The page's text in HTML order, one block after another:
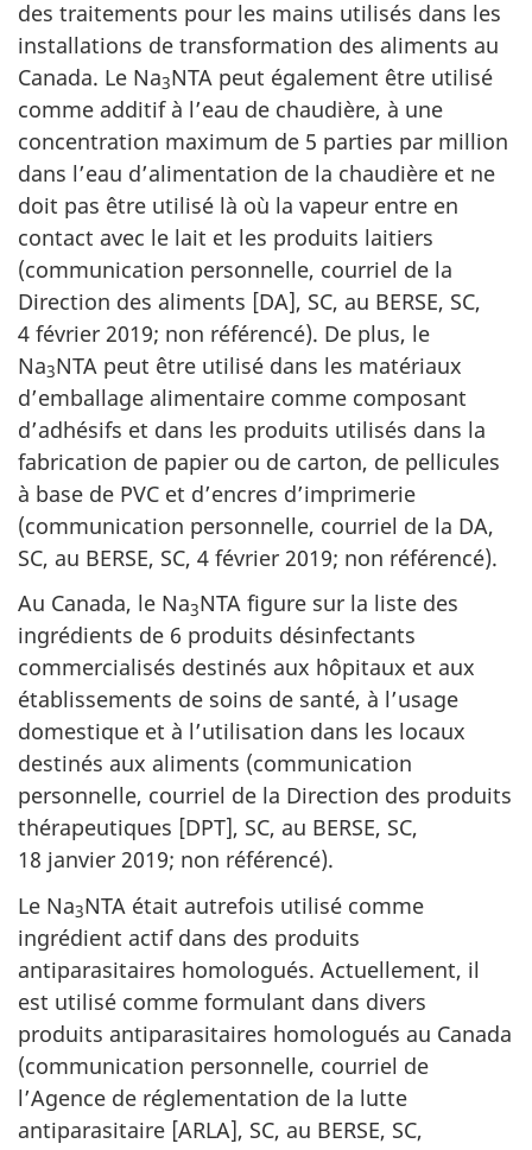
des traitements pour les mains utilisés dans les
installations de transformation des aliments au
Canada. Le Na3NTA peut également être utilisé
comme additif à l’eau de chaudière, à une
concentration maximum de 5 parties par million
dans l’eau d’alimentation de la chaudière et ne
doit pas être utilisé là où la vapeur entre en
contact avec le lait et les produits laitiers
(communication personnelle, courriel de la
Direction des aliments [DA], SC, au BERSE, SC,
4 février 2019; non référencé). De plus, le
Na3NTA peut être utilisé dans les matériaux
d’emballage alimentaire comme composant
d’adhésifs et dans les produits utilisés dans la
fabrication de papier ou de carton, de pellicules
à base de PVC et d’encres d’imprimerie
(communication personnelle, courriel de la DA,
SC, au BERSE, SC, 4 février 2019; non référencé).
Au Canada, le Na3NTA figure sur la liste des
ingrédients de 6 produits désinfectants
commercialisés destinés aux hôpitaux et aux
établissements de soins de santé, à l’usage
domestique et à l’utilisation dans les locaux
destinés aux aliments (communication
personnelle, courriel de la Direction des produits
thérapeutiques [DPT], SC, au BERSE, SC,
18 janvier 2019; non référencé).
Le Na3NTA était autrefois utilisé comme
ingrédient actif dans des produits
antiparasitaires homologués. Actuellement, il
est utilisé comme formulant dans divers
produits antiparasitaires homologués au Canada
(communication personnelle, courriel de
l’Agence de réglementation de la lutte
antiparasitaire [ARLA], SC, au BERSE, SC,